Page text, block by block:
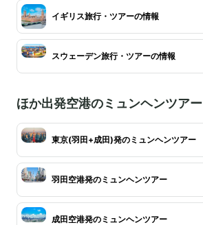
イギリス旅行・ツアーの情報
スウェーデン旅行・ツアーの情報
ほか出発空港のミュンヘンツアー
東京(羽田+成田)発のミュンヘンツアー
羽田空港発のミュンヘンツアー
成田空港発のミュンヘンツアー